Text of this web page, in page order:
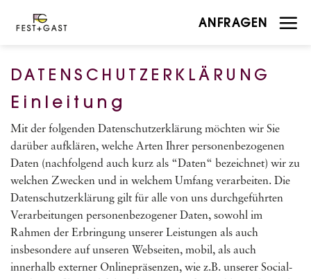
Inhalt
ANFRAGEN
DATENSCHUTZERKLÄRUNG
Einleitung
Mit der folgenden Datenschutzerklärung möchten wir Sie
darüber aufklären, welche Arten Ihrer personenbezogenen
Daten (nachfolgend auch kurz als “Daten“ bezeichnet) wir zu
welchen Zwecken und in welchem Umfang verarbeiten. Die
Datenschutzerklärung gilt für alle von uns durchgeführten
Verarbeitungen personenbezogener Daten, sowohl im
Rahmen der Erbringung unserer Leistungen als auch
insbesondere auf unseren Webseiten, mobil, als auch
innerhalb externer Onlinepräsenzen, wie z.B. unserer Social-